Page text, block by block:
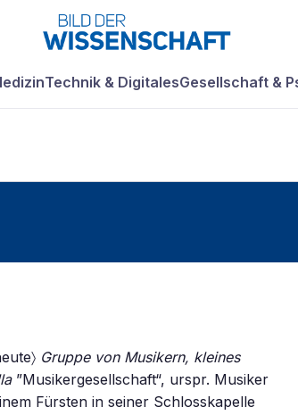
Technik & DigitalesGesellschaft &
Gruppe von Musikern, kleines
”Musikergesellschaft“, urspr. Musiker
Fürsten in seiner Schlosskapelle